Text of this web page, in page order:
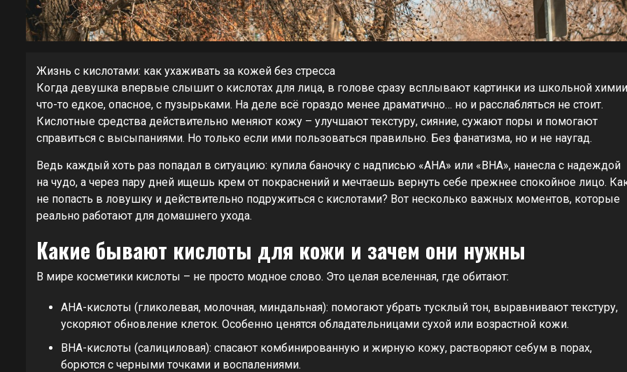
Жизнь с кислотами: как ухаживать за кожей без стресса
Когда девушка впервые слышит о кислотах для лица, в голове сразу всплывают картинки из школьной
что-то едкое, опасное, с пузырьками. На деле всё гораздо менее драматично… но и расслабляться не стоит.
Кислотные средства действительно меняют кожу – улучшают текстуру, сияние, сужают поры и помогают
справиться с высыпаниями. Но только если ими пользоваться правильно. Без фанатизма, но и не наугад.
Ведь каждый хоть раз попадал в ситуацию: купила баночку с надписью «AHA» или «BHA», нанесла с надеждой
на чудо, а через пару дней ищешь крем от покраснений и мечтаешь вернуть себе прежнее спокойное лицо.
не попасть в ловушку и действительно подружиться с кислотами? Вот несколько важных моментов, которые
реально работают для домашнего ухода.
Какие бывают кислоты для кожи и зачем они нужны
В мире косметики кислоты – не просто модное слово. Это целая вселенная, где обитают:
AHA-кислоты (гликолевая, молочная, миндальная): помогают убрать тусклый тон, выравнивают текстуру,
ускоряют обновление клеток. Особенно ценятся обладательницами сухой или возрастной кожи.
BHA-кислоты (салициловая): спасают комбинированную и жирную кожу, растворяют себум в порах,
борются с черными точками и воспалениями.